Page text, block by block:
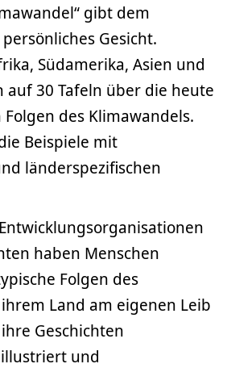
gibt dem
Gesicht.
Südamerika, Asien und
auf 30 Tafeln über die heute
des Klimawandels.
Beispiele mit
länderspezifischen
haben Menschen
Folgen des
Land am eigenen Leib
Geschichten
und